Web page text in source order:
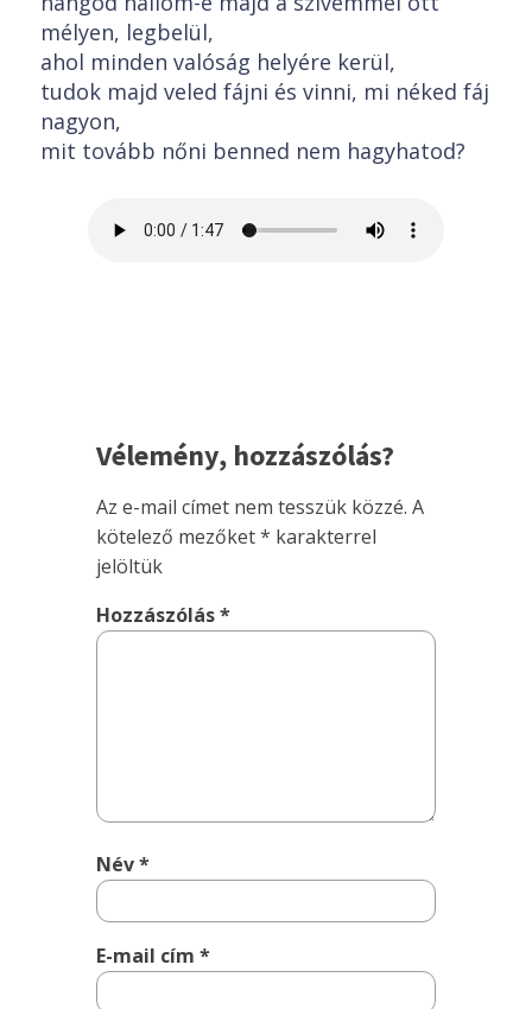
mélyen, legbelül,
ahol minden valóság helyére kerül,
tudok majd veled fájni és vinni, mi néked fáj
nagyon,
mit tovább nőni benned nem hagyhatod?
Vélemény, hozzászólás?
Az e-mail címet nem tesszük közzé. A
kötelező mezőket* karakterrel
jelöltük
Hozzászólás*
Név*
E-mail cím*